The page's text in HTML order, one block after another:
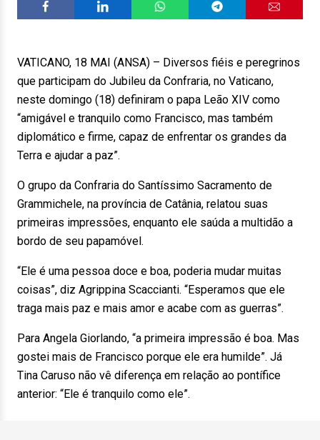
VATICANO, 18 MAI (ANSA) – Diversos fiéis e peregrinos
que participam do Jubileu da Confraria, no Vaticano,
neste domingo (18) definiram o papa Leão XIV como
“amigável e tranquilo como Francisco, mas também
diplomático e firme, capaz de enfrentar os grandes da
Terra e ajudar a paz”.
O grupo da Confraria do Santíssimo Sacramento de
Grammichele, na província de Catânia, relatou suas
primeiras impressões, enquanto ele saúda a multidão a
bordo de seu papamóvel.
“Ele é uma pessoa doce e boa, poderia mudar muitas
coisas”, diz Agrippina Scaccianti. “Esperamos que ele
traga mais paz e mais amor e acabe com as guerras”.
Para Angela Giorlando, “a primeira impressão é boa. Mas
gostei mais de Francisco porque ele era humilde”. Já
Tina Caruso não vê diferença em relação ao pontífice
anterior: “Ele é tranquilo como ele”.